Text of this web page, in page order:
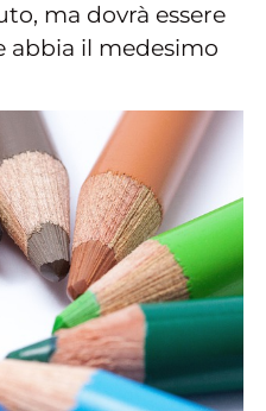
ma dovrà essere
abbia il medesimo